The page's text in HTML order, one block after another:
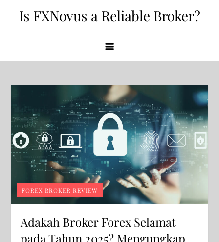
Is FXNovus a Reliable Broker?
FOREX BROKER REVIEW
Adakah Broker Forex Selamat
pada Tahun 2025? Mengungkap